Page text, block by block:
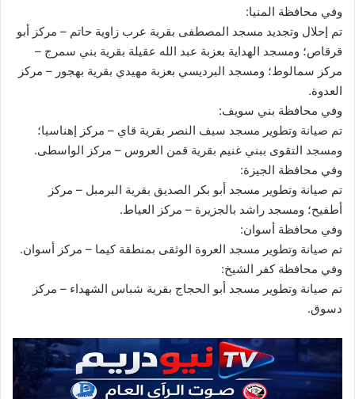
وفي محافظة المنيا:
تم إحلال وتجديد مسجد المصطفى بقرية عرب زاوية حاتم – مركز أبو
قرقاص؛ ومسجد الهداية بعزبة عبد الله عقيلة بقرية بني سمرج –
مركز سمالوط؛ ومسجد البرديسي بعزبة مهيدي بقرية بهجور – مركز
العدوة.
وفي محافظة بني سويف:
تم صيانة وتطوير مسجد سيف النصر بقرية قاي – مركز إهناسيا؛
ومسجد التقوى ببني غنيم بقرية قمن العروس – مركز الواسطى.
وفي محافظة الجيزة:
تم صيانة وتطوير مسجد أبو بكر الصديق بقرية البرمبل – مركز
أطفيح؛ ومسجد راشد بالجزيرة – مركز العياط.
وفي محافظة أسوان:
تم صيانة وتطوير مسجد العروة الوثقى بمنطقة كيما – مركز أسوان.
وفي محافظة كفر الشيخ:
تم صيانة وتطوير مسجد أبو الحجاج بقرية شباس الشهداء – مركز
دسوق.